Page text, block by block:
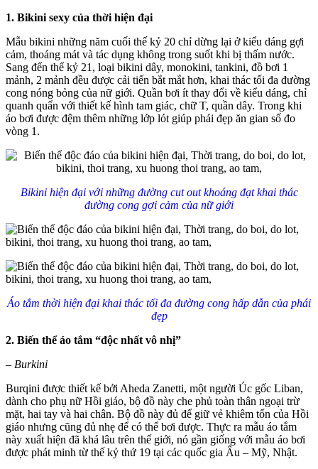
1. Bikini sexy của thời hiện đại
Mẫu bikini những năm cuối thế kỷ 20 chỉ dừng lại ở kiểu dáng gợi
cảm, thoáng mát và tác dụng không trong suốt khi bị thấm nước.
Sang đến thế kỷ 21, loại bikini dây, monokini, tankini, đồ bơi 1
mảnh, 2 mảnh đều được cải tiến bắt mắt hơn, khai thác tối đa đường
cong nóng bỏng của nữ giới. Quần bơi ít thay đổi về kiểu dáng, chỉ
quanh quẩn với thiết kế hình tam giác, chữ T, quần dây. Trong khi
áo bơi được đệm thêm những lớp lót giúp phái đẹp ăn gian số đo
vòng 1.
Bikini hiện đại với những đường cut out khoáng đạt khai thác
đường cong gợi cảm của nữ giới
Áo tắm thời hiện đại khai thác tối đa đường cong hấp dẫn của phái
đẹp
2. Biến thể áo tắm “độc nhất vô nhị”
– Burkini
Burqini được thiết kế bởi Aheda Zanetti, một người Úc gốc Liban,
dành cho phụ nữ Hồi giáo, bộ đồ này che phủ toàn thân ngoại trừ
mặt, hai tay và hai chân. Bộ đồ này đủ để giữ vẻ khiêm tốn của Hồi
giáo nhưng cũng đủ nhẹ để có thể bơi được. Thực ra mẫu áo tắm
này xuất hiện đã khá lâu trên thế giới, nó gần giống với mẫu áo bơi
được phát minh từ thế kỷ thứ 19 tại các quốc gia Âu – Mỹ, Nhật.